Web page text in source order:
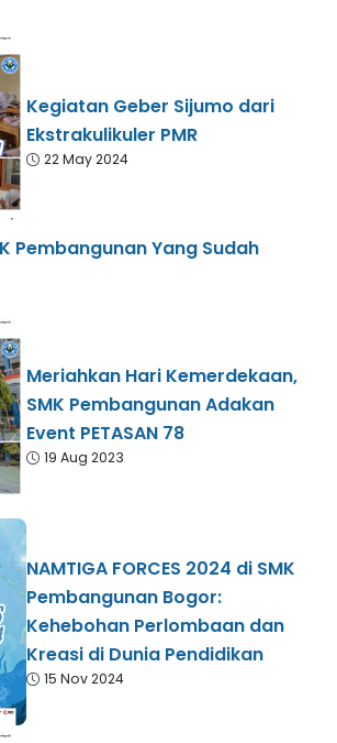
Kegiatan Geber Sijumo dari
Ekstrakulikuler PMR
22 May 2024
Pembangunan Yang Sudah
Meriahkan Hari Kemerdekaan,
SMK Pembangunan Adakan
Event PETASAN 78
19 Aug 2023
NAMTIGA FORCES 2024 di SMK
Pembangunan Bogor:
Kehebohan Perlombaan dan
Kreasi di Dunia Pendidikan
15 Nov 2024